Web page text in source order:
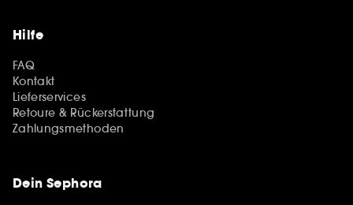
Hilfe
FAQ
Kontakt
Lieferservices
Retoure & Rückerstattung
Zahlungsmethoden
Dein Sephora